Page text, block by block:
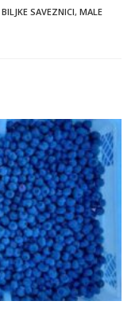
BILJKE SAVEZNICI, MALE